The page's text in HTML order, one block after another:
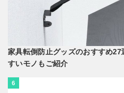
家具転倒防止グッズのおすすめ
すいモノもご紹介
6